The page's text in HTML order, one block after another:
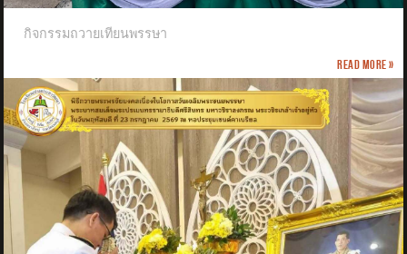
กิจกรรมถวายเทียนพรรษา
Read more »